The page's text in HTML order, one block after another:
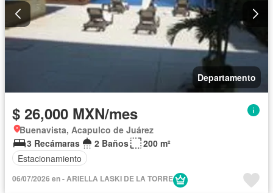
Departamento
$ 26,000 MXN/mes
Buenavista, Acapulco de Juárez
3 Recámaras
2 Baños
200 m²
Estacionamiento
06/07/2026 en - ARIELLA LASKI DE LA TORRE